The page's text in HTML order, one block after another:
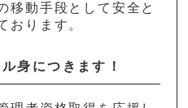
移動手段として安全と
おります。
身につきます！